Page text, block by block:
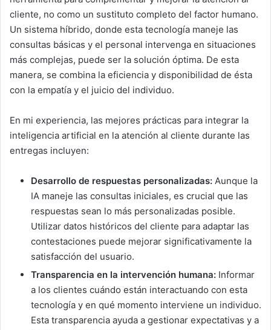
cliente, no como un sustituto completo del factor humano.
Un sistema híbrido, donde esta tecnología maneje las
consultas básicas y el personal intervenga en situaciones
más complejas, puede ser la solución óptima. De esta
manera, se combina la eficiencia y disponibilidad de ésta
con la empatía y el juicio del individuo.
En mi experiencia, las mejores prácticas para integrar la
inteligencia artificial en la atención al cliente durante las
entregas incluyen:
Desarrollo de respuestas personalizadas: Aunque la
IA maneje las consultas iniciales, es crucial que las
respuestas sean lo más personalizadas posible.
Utilizar datos históricos del cliente para adaptar las
contestaciones puede mejorar significativamente la
satisfacción del usuario.
Transparencia en la intervención humana: Informar
a los clientes cuándo están interactuando con esta
tecnología y en qué momento interviene un individuo.
Esta transparencia ayuda a gestionar expectativas y a